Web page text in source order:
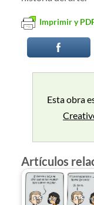
Imprimir y
Esta obra
Artículos